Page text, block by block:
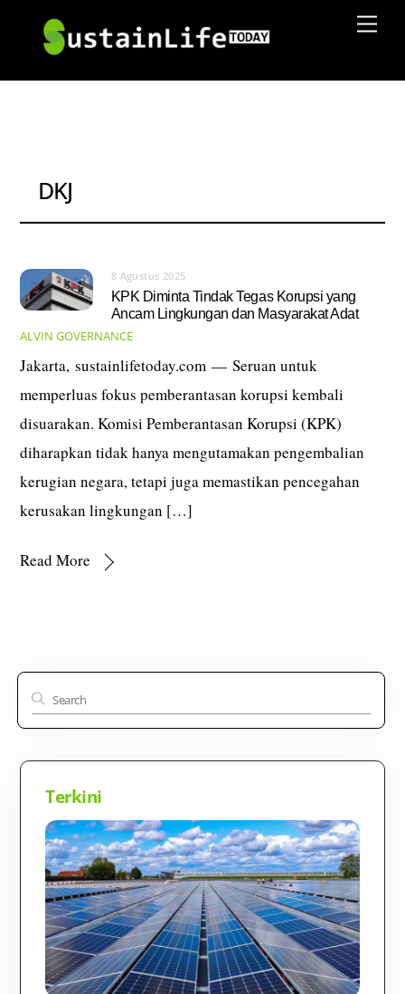
content
DKJ
8 Agustus 2025
KPK Diminta Tindak Tegas Korupsi yang
Ancam Lingkungan dan Masyarakat Adat
ALVIN GOVERNANCE
Jakarta, sustainlifetoday.com — Seruan untuk
memperluas fokus pemberantasan korupsi kembali
disuarakan. Komisi Pemberantasan Korupsi (KPK)
diharapkan tidak hanya mengutamakan pengembalian
kerugian negara, tetapi juga memastikan pencegahan
kerusakan lingkungan […]
Read More
Terkini